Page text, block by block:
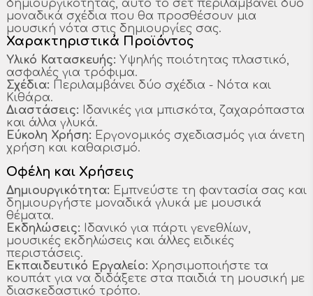
δημιουργικότητας, αυτό το σετ περιλαμβάνει δύο
μοναδικά σχέδια που θα προσθέσουν μια
μουσική νότα στις δημιουργίες σας.
Χαρακτηριστικά Προϊόντος
Υλικό Κατασκευής: Υψηλής ποιότητας πλαστικό,
ασφαλές για τρόφιμα.
Σχέδια: Περιλαμβάνει δύο σχέδια - Νότα και
Κιθάρα.
Διαστάσεις: Ιδανικές για μπισκότα, ζαχαρόπαστα
και άλλα γλυκά.
Εύκολη Χρήση: Εργονομικός σχεδιασμός για άνετη
χρήση και καθαρισμό.
Οφέλη και Χρήσεις
Δημιουργικότητα: Εμπνεύστε τη φαντασία σας και
δημιουργήστε μοναδικά γλυκά με μουσικά
θέματα.
Εκδηλώσεις: Ιδανικό για πάρτι γενεθλίων,
μουσικές εκδηλώσεις και άλλες ειδικές
περιστάσεις.
Εκπαιδευτικό Εργαλείο: Χρησιμοποιήστε τα
κουπάτ για να διδάξετε στα παιδιά τη μουσική με
διασκεδαστικό τρόπο.